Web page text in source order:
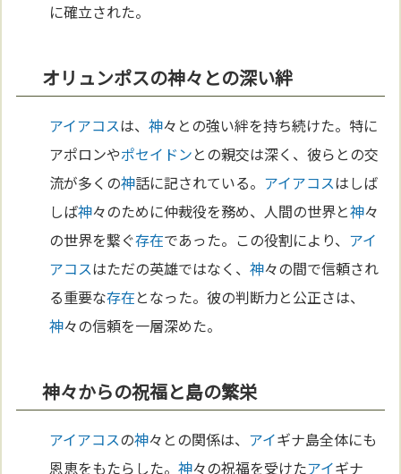
に確立された。
オリュンポスの神々との深い絆
アイアコスは、神々との強い絆を持ち続けた。特に
アポロンやポセイドンとの親交は深く、彼らとの交
流が多くの神話に記されている。 アイアコスはしば
しば神々のために仲裁役を務め、人間の世界と神々
の世界を繋ぐ存在であった。この役割により、 アイ
アコスはただの英雄ではなく、神々の間で信頼され
る重要な存在となった。彼の判断力と公正さは、
神々の信頼を一層深めた。
神々からの祝福と島の繁栄
アイアコスの神々との関係は、 アイギナ島全体にも
恩恵をもたらした。神々の祝福を受けたアイギナ